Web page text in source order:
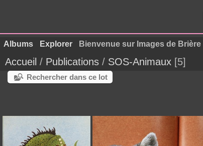
Albums Explorer Bienvenue sur Images de Brière
Accueil / Publications / SOS-Animaux 5
Rechercher dans ce lot